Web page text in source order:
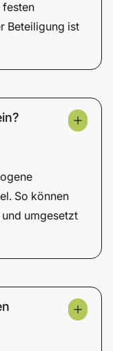
festen
Beteiligung ist
So können
umgesetzt